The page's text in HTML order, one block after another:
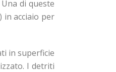
di queste
acciaio per
in superficie
I detriti